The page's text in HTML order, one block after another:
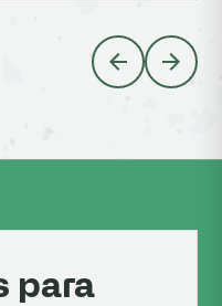
para